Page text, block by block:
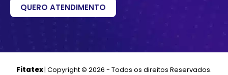
QUERO ATENDIMENTO
Fitatex| Copyright © 2026 - Todos os direitos Reservados.